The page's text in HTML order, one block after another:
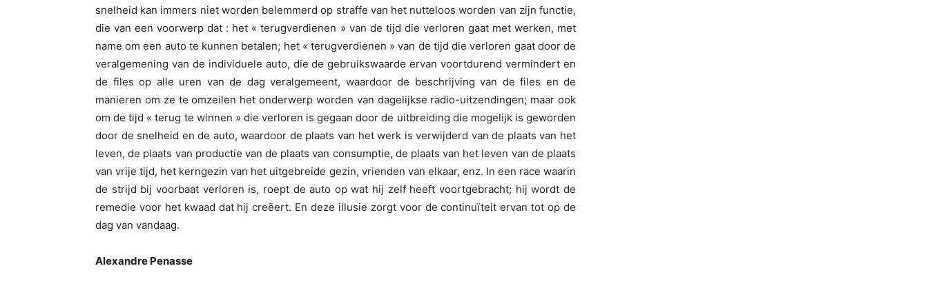
snelheid kan immers niet worden belemmerd op straffe van het nutteloos worden van zijn functie,
die van een voorwerp dat : het « terugverdienen » van de tijd die verloren gaat met werken, met
name om een auto te kunnen betalen; het « terugverdienen » van de tijd die verloren gaat door de
veralgemening van de individuele auto, die de gebruikswaarde ervan voortdurend vermindert en
de files op alle uren van de dag veralgemeent, waardoor de beschrijving van de files en de
manieren om ze te omzeilen het onderwerp worden van dagelijkse radio-uitzendingen; maar ook
om de tijd « terug te winnen » die verloren is gegaan door de uitbreiding die mogelijk is geworden
door de snelheid en de auto, waardoor de plaats van het werk is verwijderd van de plaats van het
leven, de plaats van productie van de plaats van consumptie, de plaats van het leven van de plaats
van vrije tijd, het kerngezin van het uitgebreide gezin, vrienden van elkaar, enz. In een race waarin
de strijd bij voorbaat verloren is, roept de auto op wat hij zelf heeft voortgebracht; hij wordt de
remedie voor het kwaad dat hij creëert. En deze illusie zorgt voor de continuïteit ervan tot op de
dag van vandaag.
Alexandre Penasse